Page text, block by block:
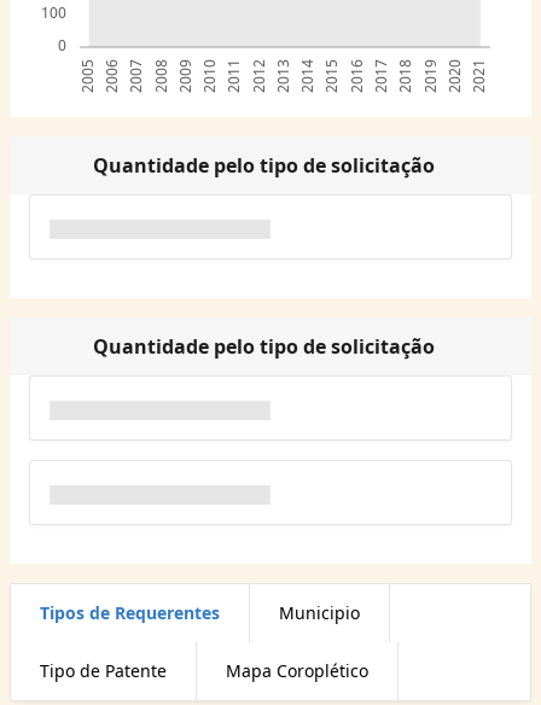
0
100
2005 2006 2007 2008 2009 2010 2011 2012 2013 2014 2015 2016 2017 2018 2019 2020 2021
Quantidade pelo tipo de solicitação
Quantidade pelo tipo de solicitação
Tipos de Requerentes Municipio
Tipo de Patente Mapa Coroplético